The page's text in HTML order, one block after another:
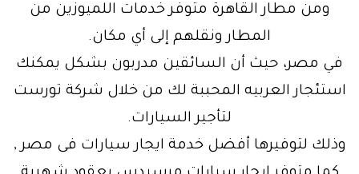
ومن مطار القاهرة متوفر خدمات اللميوزين من
المطار ونقلهم إلى أي مكان.
في مصر، حيث أن السائقين مدربون بشكل يمكنك
استئجار العربيه المحببة لك من خلال شركة تورست
لتأجير السيارات.
وذلك لتوفيرها أفضل خدمة ايجار سيارات فى مصر ,